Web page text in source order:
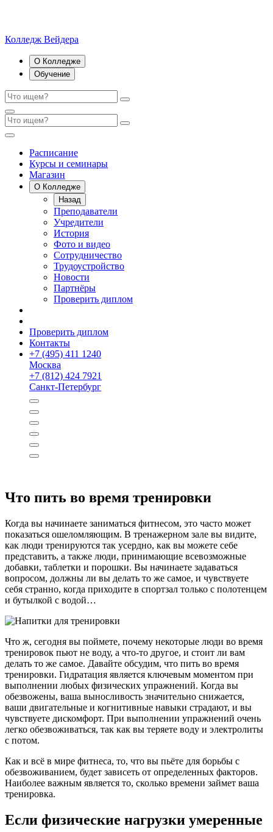
Колледж Вейдера
О Колледже
Обучение
Расписание
Курсы и семинары
Магазин
О Колледже
Назад
Преподаватели
Учредители
История
Фото и видео
Сотрудничество
Трудоустройство
Новости
Партнёры
Проверить диплом
Проверить диплом
Контакты
+7 (495) 411 1240
Москва
+7 (812) 424 7921
Санкт-Петербург
Что пить во время тренировки
Когда вы начинаете заниматься фитнесом, это часто может
показаться ошеломляющим. В тренажерном зале вы видите,
как люди тренируются так усердно, как вы можете себе
представить, а также люди, принимающие всевозможные
добавки, таблетки и порошки. Вы начинаете задаваться
вопросом, должны ли вы делать то же самое, и чувствуете
себя странно, когда приходите в спортзал только с полотенцем
и бутылкой с водой…
Что ж, сегодня вы поймете, почему некоторые люди во время
тренировок пьют не воду, а что-то другое, и стоит ли вам
делать то же самое. Давайте обсудим, что пить во время
тренировки. Гидратация является ключевым моментом при
выполнении любых физических упражнений. Когда вы
обезвожены, ваша выносливость значительно снижается,
ваши двигательные и когнитивные навыки страдают, и вы
чувствуете дискомфорт. При выполнении упражнений очень
легко обезвоживаться, так как вы теряете воду и электролиты
с потом.
Как и всё в мире фитнеса, то, что вы пьёте для борьбы с
обезвоживанием, будет зависеть от определенных факторов.
Наиболее важным является то, сколько времени займет ваша
тренировка.
Если физические нагрузки умеренные